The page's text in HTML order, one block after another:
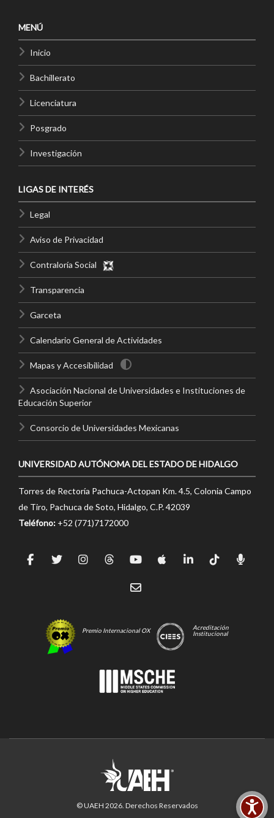
MENÚ
Inicio
Bachillerato
Licenciatura
Posgrado
Investigación
LIGAS DE INTERÉS
Legal
Aviso de Privacidad
Contraloría Social
Transparencia
Garceta
Calendario General de Actividades
Mapas y Accesibilidad
Asociación Nacional de Universidades e Instituciones de
Educación Superior
Consorcio de Universidades Mexicanas
UNIVERSIDAD AUTÓNOMA DEL ESTADO DE HIDALGO
Torres de Rectoría Pachuca-Actopan Km. 4.5, Colonia Campo
de Tiro, Pachuca de Soto, Hidalgo, C.P. 42039
Teléfono: +52 (771)7172000
Premio Internacional OX
Acreditación
Institucional
© UAEH 2026. Derechos Reservados